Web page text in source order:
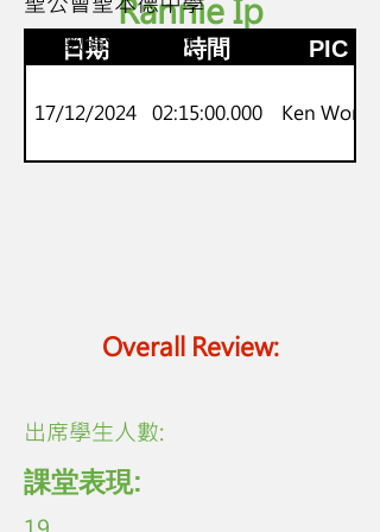
Rannie Ip
日期 時間 PIC
17/12/2024 02:15:00.000 Ken Wong
Overall Review:
iPad數碼Snapshot
​出席學生人數:
課堂表現: